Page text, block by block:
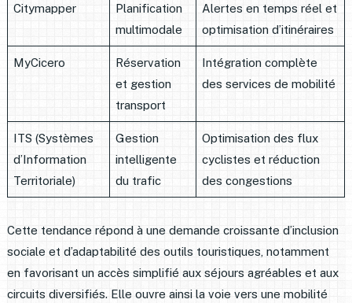
Citymapper
Planification
multimodale
Alertes en temps réel et
optimisation d’itinéraires
MyCicero
Réservation
et gestion
transport
Intégration complète
des services de mobilité
ITS (Systèmes
d’Information
Territoriale)
Gestion
intelligente
du trafic
Optimisation des flux
cyclistes et réduction
des congestions
Cette tendance répond à une demande croissante d’inclusion
sociale et d’adaptabilité des outils touristiques, notamment
en favorisant un accès simplifié aux séjours agréables et aux
circuits diversifiés. Elle ouvre ainsi la voie vers une mobilité